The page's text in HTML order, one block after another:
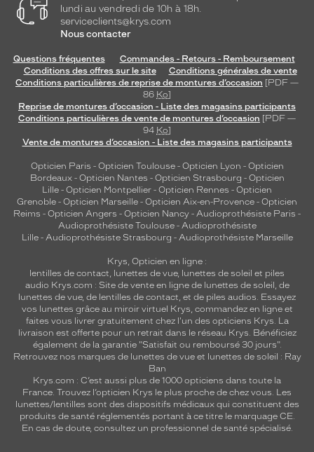
lundi au vendredi de 10h à 18h.
serviceclients@krys.com
Nous contacter
Questions fréquentes
Commandes - Retours - Remboursement
Conditions des offres sur le site
Conditions générales de vente
Conditions particulières de reprise de montures d’occasion [PDF —
86 Ko]
Reprise de montures d’occasion - Liste des magasins participants
Conditions particulières de vente de montures d’occasion [PDF —
94 Ko]
Vente de montures d’occasion - Liste des magasins participants
Opticien Paris - Opticien Toulouse- Opticien Lyon - Opticien
Bordeaux- Opticien Nantes - Opticien Strasbourg - Opticien
Lille - Opticien Montpellier - Opticien Rennes - Opticien
Grenoble - Opticien Marseille - Opticien Aix-en-Provence - Opticien
Reims - Opticien Angers - Opticien Nancy - Audioprothésiste Paris -
Audioprothésiste Toulouse- Audioprothésiste
Lille- Audioprothésiste Strasbourg - Audioprothésiste Marseille
Krys, Opticien en ligne :
lentilles de contact, lunettes de vue, lunettes de soleil et piles
audio Krys.com : Site de vente en ligne de lunettes de soleil, de
lunettes de vue, de lentilles de contact, et de piles audios. Essayez
vos lunettes grâce au miroir virtuel Krys, commandez en ligne et
faites vous livrer gratuitement chez l'un des opticiens Krys. La
livraison est offerte pour un retrait dans le réseau Krys. Bénéficiez
également de la garantie "Satisfait ou remboursé 30 jours".
Retrouvez nos marques de lunettes de vue et lunettes de soleil : Ray
Ban
Krys.com : C’est aussi plus de 1000 opticiens dans toute la
France. Trouvez l’opticien Krys le plus proche de chez vous. Les
lunettes/lentilles sont des dispositifs médicaux qui constituent des
produits de santé réglementés portant à ce titre le marquage CE.
En cas de doute, consultez un professionnel de santé spécialisé.